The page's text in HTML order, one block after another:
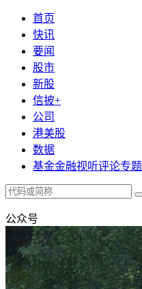
首页
快讯
要闻
股市
新股
信披+
公司
港美股
数据
基金金融视听评论专题
公众号